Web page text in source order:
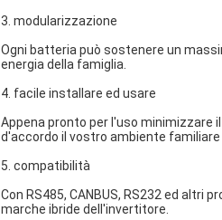
3. modularizzazione
Ogni batteria può sostenere un
energia della famiglia.
4. facile installare ed usare
Appena pronto per l'uso minimizzare
d'accordo il vostro ambiente familiare
5. compatibilità
Con RS485, CANBUS, RS232 ed
marche ibride dell'invertitore.